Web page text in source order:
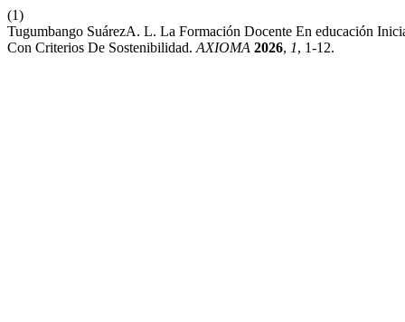
(1)
Tugumbango SuárezA. L. La Formación Docente En educación
Con Criterios De Sostenibilidad. AXIOMA 2026, 1, 1-12.